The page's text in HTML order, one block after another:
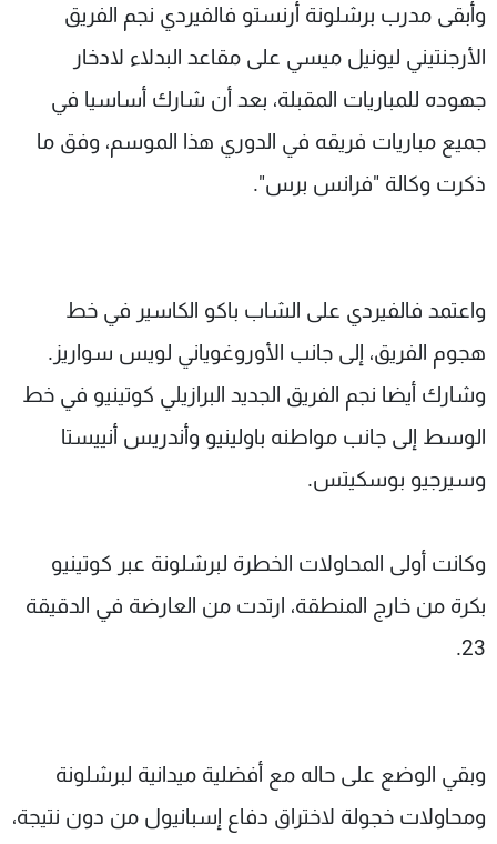
وأبقى مدرب برشلونة أرنستو فالفيردي نجم الفريق
الأرجنتيني ليونيل ميسي على مقاعد البدلاء لادخار
جهوده للمباريات المقبلة، بعد أن شارك أساسيا في
جميع مباريات فريقه في الدوري هذا الموسم، وفق ما
ذكرت وكالة "فرانس برس".
واعتمد فالفيردي على الشاب باكو الكاسير في خط
هجوم الفريق، إلى جانب الأوروغوياني لويس سواريز.
وشارك أيضا نجم الفريق الجديد البرازيلي كوتينيو في خط
الوسط إلى جانب مواطنه باولينيو وأندريس أنييستا
وسيرجيو بوسكيتس.
وكانت أولى المحاولات الخطرة لبرشلونة عبر كوتينيو
بكرة من خارج المنطقة، ارتدت من العارضة في الدقيقة
23.
وبقي الوضع على حاله مع أفضلية ميدانية لبرشلونة
ومحاولات خجولة لاختراق دفاع إسبانيول من دون نتيجة،